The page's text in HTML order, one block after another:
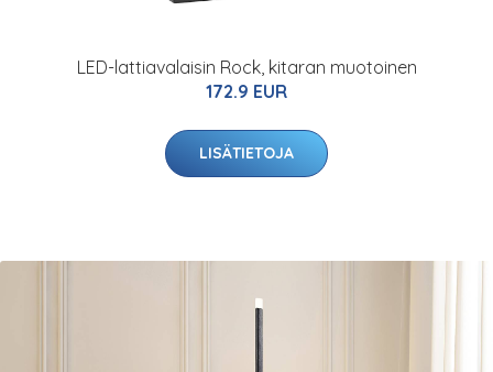
LED-lattiavalaisin Rock, kitaran muotoinen
172.9 EUR
LISÄTIETOJA